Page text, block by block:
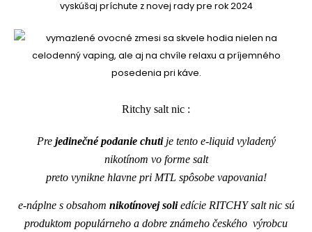
vyskúšaj príchute z novej rady pre rok 2024
Ritchy salt nic :
Pre jedinečné podanie chutije tento e-liquid vyladený
nikotínom vo forme salt
preto vynikne hlavne pri MTL spôsobe vapovania!
e-náplne s obsahom nikotínovej soliedície RITCHY salt nic sú
produktom populárneho a dobre známeho českého výrobcu